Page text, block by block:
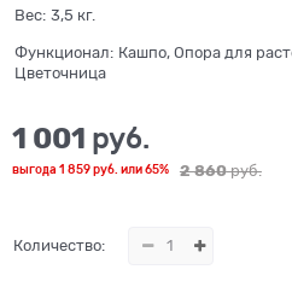
Вес: 3,5 кг.
Функционал: Кашпо, Опора для
Цветочница
2 860 руб.
1 001 руб.
выгода 1 859 руб. или65%
Количество: